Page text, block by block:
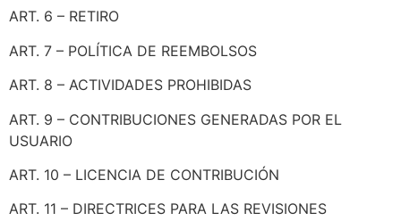
ART. 6 – RETIRO
ART. 7 – POLÍTICA DE REEMBOLSOS
ART. 8 – ACTIVIDADES PROHIBIDAS
ART. 9 – CONTRIBUCIONES GENERADAS POR EL
USUARIO
ART. 10 – LICENCIA DE CONTRIBUCIÓN
ART. 11 – DIRECTRICES PARA LAS REVISIONES